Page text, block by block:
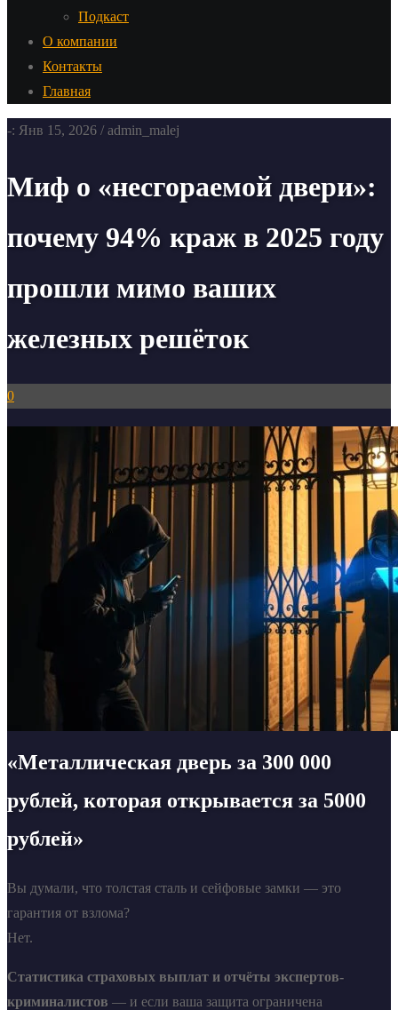
Подкаст
О компании
Контакты
Главная
-: Янв 15, 2026 / admin_malej
Миф о «несгораемой двери»:
почему 94% краж в 2025 году
прошли мимо ваших
железных решёток
0
«Металлическая дверь за 300 000
рублей, которая открывается за 5000
рублей»
Вы думали, что толстая сталь и сейфовые замки — это
гарантия от взлома?
Нет.
Статистика страховых выплат и отчёты экспертов-
криминалистов — и если ваша защита ограничена